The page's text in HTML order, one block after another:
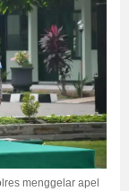
menggelar apel